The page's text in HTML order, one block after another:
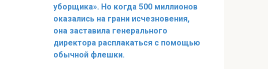
уборщика». Но когда 500 миллионов
оказались на грани исчезновения,
она заставила генерального
директора расплакаться с помощью
обычной флешки.